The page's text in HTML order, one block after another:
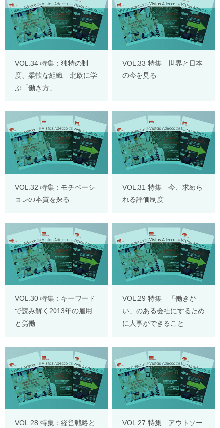
VOL.34 特集：独特の制
度、柔軟な組織 北欧に学
ぶ「働き方」
VOL.33 特集：世界と日本
の今を見る
VOL.32 特集：モチベーシ
ョンの本質を探る
VOL.31 特集：今、求めら
れる評価制度
VOL.30 特集：キーワード
で読み解く2013年の雇用
と労働
VOL.29 特集：「働きが
い」のある会社にするため
に人事ができること
VOL.28 特集：経営戦略と
VOL.27 特集：アウトソー